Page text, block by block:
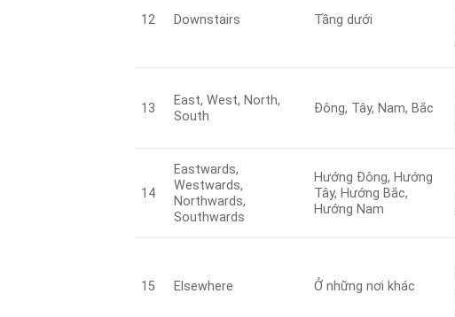
12 Downstairs Tầng dưới
13
East, West, North,
South
Đông, Tây, Nam, Bắc
14
Eastwards,
Westwards,
Northwards,
Southwards
Hướng Đông, Hướng
Tây, Hướng Bắc,
Hướng Nam
15 Elsewhere Ở những nơi khác